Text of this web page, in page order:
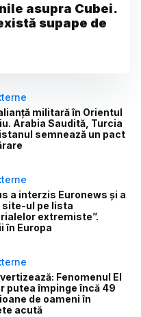
asupra Cubei.
supape de
militară în Orientul
Arabia Saudită, Turcia
semnează un pact
a interzis Euronews și a
site-ul pe lista
extremiste”.
în Europa
Fenomenul El
putea împinge încă 49
de oameni în
acută